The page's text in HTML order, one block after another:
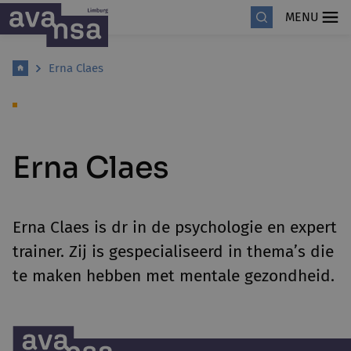
MENU
Erna Claes
Erna Claes
Erna Claes is dr in de psychologie en expert
trainer. Zij is gespecialiseerd in thema’s die
te maken hebben met mentale gezondheid.